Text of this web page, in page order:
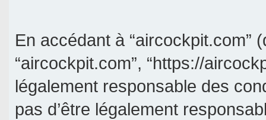
En accédant à “aircockpit.com”
“aircockpit.com”, “https://
légalement responsable des
pas d’être légalement